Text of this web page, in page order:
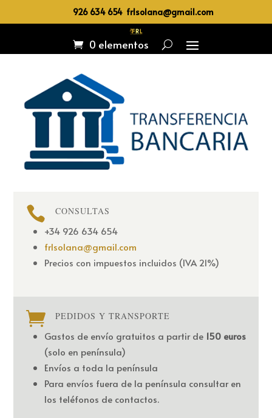
926 634 654 frlsolana@gmail.com
0 elementos
 CONSULTAS
+34 926 634 654
frlsolana@gmail.com
Precios con impuestos incluidos (IVA 21%)
 PEDIDOS Y TRANSPORTE
Gastos de envío gratuitos a partir de 150 euros
(solo en península)
Envíos a toda la península
Para envíos fuera de la península consultar en
los teléfonos de contactos.